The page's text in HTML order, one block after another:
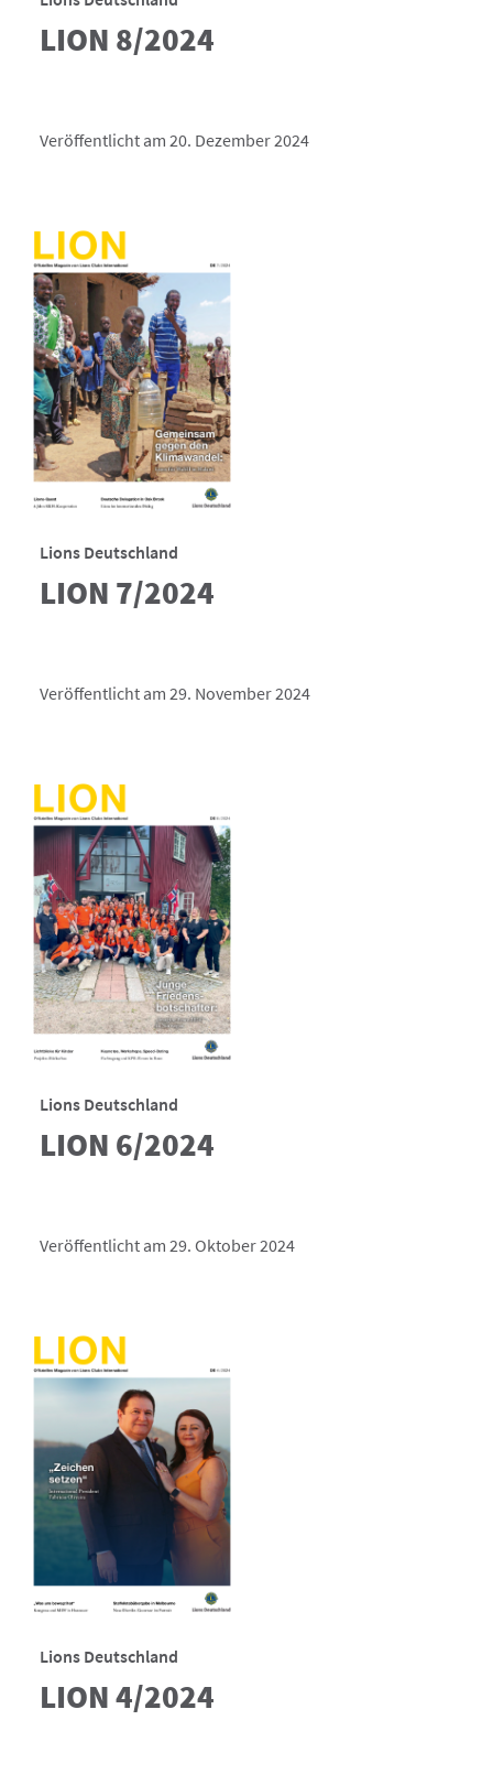
LION 8/2024
Veröffentlicht am 20. Dezember 2024
Lions Deutschland
LION 7/2024
Veröffentlicht am 29. November 2024
Lions Deutschland
LION 6/2024
Veröffentlicht am 29. Oktober 2024
Lions Deutschland
LION 4/2024